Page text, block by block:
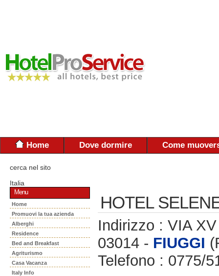
Home Dove dormire Come
cerca nel sito
Italia
Menu
Home
Promuovi la tua azienda
Alberghi
Residence
Bed and Breakfast
Agriturismo
Casa Vacanza
Italy Info
HOTEL
Indirizzo : VIA
03014 - FIUGGI
Telefono : 0775/